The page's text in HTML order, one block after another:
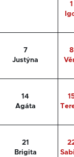
1
7
Justýna
8
14
Agáta
21
Brigita